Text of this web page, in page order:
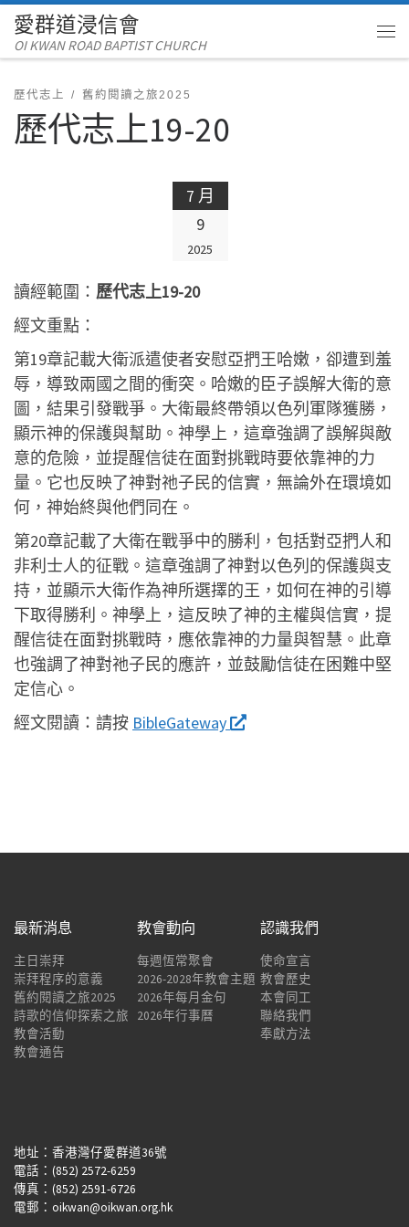
Skip to content
愛群道浸信會
OI KWAN ROAD BAPTIST CHURCH
歷代志上 舊約閱讀之旅2025
歷代志上19-20
7 月
9
2025
讀經範圍： 歷代志上19-20
經文重點：
第19章記載大衛派遣使者安慰亞捫王哈嫩，卻遭到羞
辱，導致兩國之間的衝突。哈嫩的臣子誤解大衛的意
圖，結果引發戰爭。大衛最終帶領以色列軍隊獲勝，
顯示神的保護與幫助。神學上，這章強調了誤解與敵
意的危險，並提醒信徒在面對挑戰時要依靠神的力
量。它也反映了神對祂子民的信實，無論外在環境如
何，神始終與他們同在。
第20章記載了大衛在戰爭中的勝利，包括對亞捫人和
非利士人的征戰。這章強調了神對以色列的保護與支
持，並顯示大衛作為神所選擇的王，如何在神的引導
下取得勝利。神學上，這反映了神的主權與信實，提
醒信徒在面對挑戰時，應依靠神的力量與智慧。此章
也強調了神對祂子民的應許，並鼓勵信徒在困難中堅
定信心。
經文閱讀： 請按 BibleGateway
最新消息
主日崇拜
崇拜程序的意義
舊約閱讀之旅2025
詩歌的信仰探索之旅
教會活動
教會通告
教會動向
每週恆常聚會
2026-2028年教會主題
2026年每月金句
2026年行事曆
認識我們
使命宣言
教會歷史
本會同工
聯絡我們
奉獻方法
地址：香港灣仔愛群道36號
電話：(852) 2572-6259
傳真：(852) 2591-6726
電郵：oikwan@oikwan.org.hk